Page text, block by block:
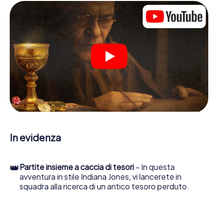
chi ha quello che serve per essere un code breaker? Nella
nostra caccia al tesoro a Portoferraio c'è un ruolo adatto
per ogni giocatore.
Una volta assegnati i ruoli, può iniziare la caccia al tesoro
del thriller poliziesco a Portoferraio: puoi decifrare codici
crittografati, risolvere complicati compiti logici e cercare
indizi, indizi in vari luoghi della città. Il suo smartphone è il
suo strumento di indagine più importante: la nostra app
web sviluppata appositamente le consente di interrogare
le persone di contatto ed esaminare stringhe
enigmatiche, la aiuta a raccogliere oggetti e la guida in
Nel corso della caccia al tesoro a Portoferraio, lei e il suo
tesoro è a pochi passi di distanza.
In evidenza
👑Partite insieme a caccia di tesori – In questa
avventura in stile Indiana Jones, vi lancerete in
squadra alla ricerca di un antico tesoro perduto.